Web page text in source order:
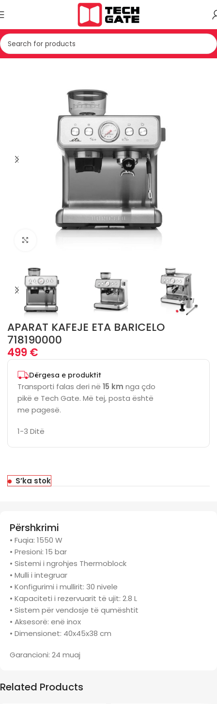
TE VOGLA SHTEPIAKE APARAT KAFEJE APARAT PER KAFE
APARAT KAFEJE ETA BARICELO
718190000
499€
Dërgesa e produktit
Transporti falas deri në 15 km nga çdo
pikë e Tech Gate. Më tej, posta është
me pagesë.
1-3 Ditë
S’ka stok
Përshkrimi
• Fuqia: 1550 W
• Presioni: 15 bar
• Sistemi i ngrohjes Thermoblock
• Mulli i integruar
• Konfigurimi i mullirit: 30 nivele
• Kapaciteti i rezervuarit të ujit: 2.8 L
• Sistem për vendosje të qumështit
• Aksesorë: enë inox
• Dimensionet: 40x45x38 cm
Garancioni: 24 muaj
Related Products